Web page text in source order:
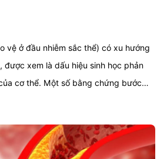
vệ ở đầu nhiễm sắc thể) có xu hướng
được xem là dấu hiệu sinh học phản
cơ thể. Một số bằng chứng bước
NMN làm tăng chiều dài telomere
trợ duy trì sức khỏe tế bào. Tuy
được nghiên cứu đến đâu và cơ chế
Bài viết dưới đây sẽ làm rõ vấn đề